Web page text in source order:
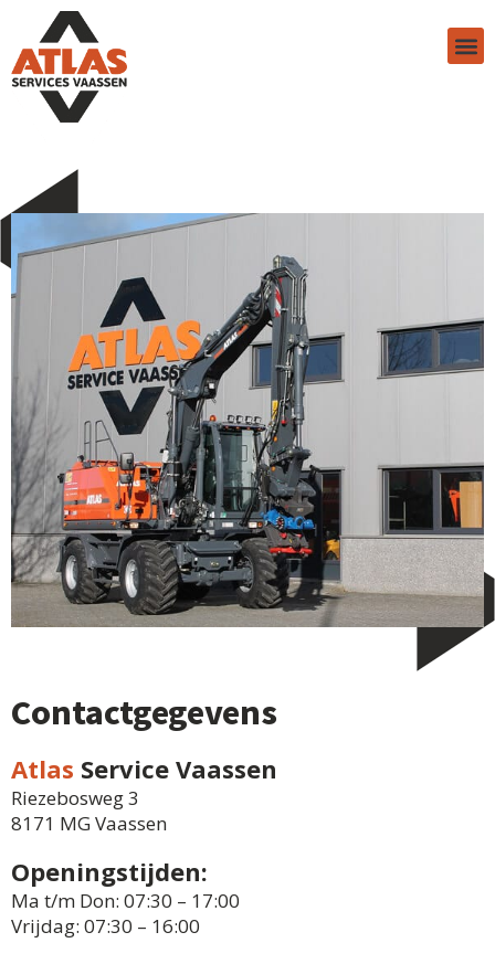
Contactgegevens
Atlas Service Vaassen
Riezebosweg 3
8171 MG Vaassen
Openingstijden:
Ma t/m Don: 07:30 – 17:00
Vrijdag: 07:30 – 16:00